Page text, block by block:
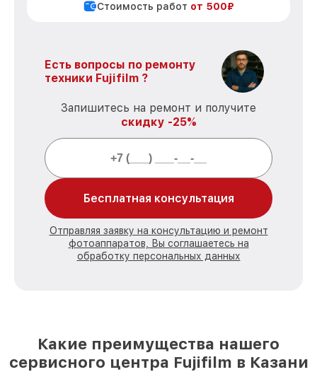
Стоимость работ от 500₽
Есть вопросы по ремонту
техники Fujifilm ?
Запишитесь на ремонт и получите
скидку -25%
Бесплатная консультация
Отправляя заявку на консультацию и ремонт
фотоаппаратов, Вы соглашаетесь на
обработку персональных данных
Какие преимущества нашего
сервисного центра Fujifilm в Казани